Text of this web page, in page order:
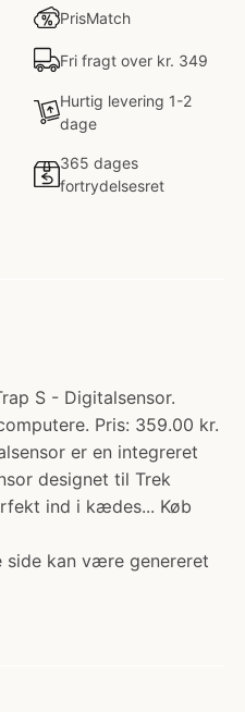
PrisMatch
Fri fragt over kr. 349
Hurtig levering 1-2
dage
365 dages
fortrydelsesret
S - Digitalsensor.
Pris: 359.00 kr.
er en integreret
designet til Trek
ind i kædes... Køb
side kan være genereret